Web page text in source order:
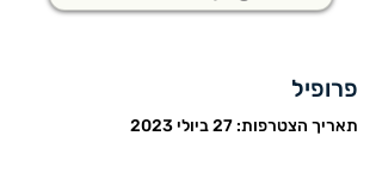
פרופיל
תאריך הצטרפות: 27 ביולי 2023